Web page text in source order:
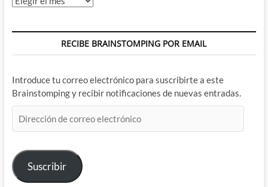
RECIBE BRAINSTOMPING POR EMAIL
Introduce tu correo electrónico para suscribirte a este
Brainstomping y recibir notificaciones de nuevas entradas.
de
electrónico
Suscribir